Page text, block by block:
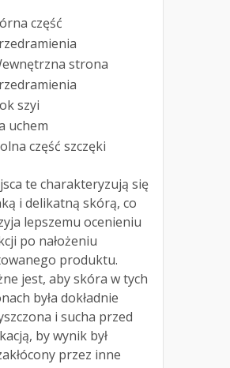
część
strona
szyi
uchem
część szczęki
te charakteryzują się
i delikatną skórą, co
lepszemu ocenieniu
po nałożeniu
produktu.
jest, aby skóra w tych
była dokładnie
i sucha przed
by wynik był
przez inne